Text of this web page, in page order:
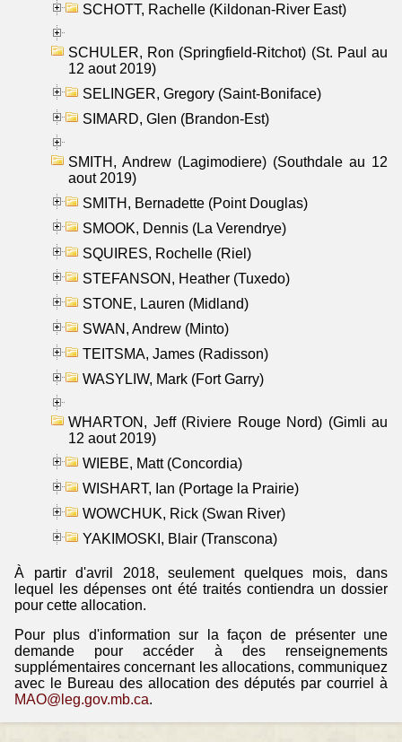
SCHOTT, Rachelle (Kildonan-River East)
SCHULER, Ron (Springfield-Ritchot) (St. Paul au
12 aout 2019)
SELINGER, Gregory (Saint-Boniface)
SIMARD, Glen (Brandon-Est)
SMITH, Andrew (Lagimodiere) (Southdale au 12
aout 2019)
SMITH, Bernadette (Point Douglas)
SMOOK, Dennis (La Verendrye)
SQUIRES, Rochelle (Riel)
STEFANSON, Heather (Tuxedo)
STONE, Lauren (Midland)
SWAN, Andrew (Minto)
TEITSMA, James (Radisson)
WASYLIW, Mark (Fort Garry)
WHARTON, Jeff (Riviere Rouge Nord) (Gimli au
12 aout 2019)
WIEBE, Matt (Concordia)
WISHART, Ian (Portage la Prairie)
WOWCHUK, Rick (Swan River)
YAKIMOSKI, Blair (Transcona)
À partir d'avril 2018, seulement quelques mois, dans
lequel les dépenses ont été traités contiendra un dossier
pour cette allocation.
Pour plus d'information sur la façon de présenter une
demande pour accéder à des renseignements
supplémentaires concernant les allocations, communiquez
avec le Bureau des allocation des députés par courriel à
MAO@leg.gov.mb.ca.